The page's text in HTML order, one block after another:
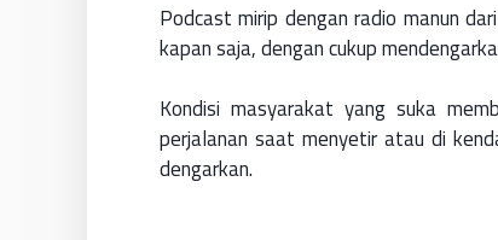
Podcast mirip dengan radio manun
kapan saja, dengan cukup
Kondisi masyarakat yang suka
perjalanan saat menyetir atau di
dengarkan.